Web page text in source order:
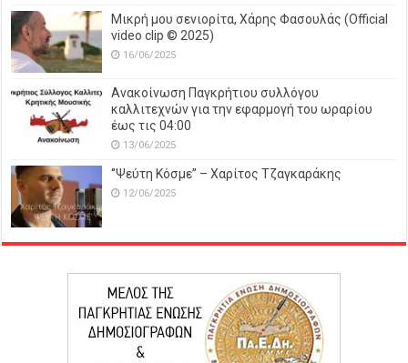
Μικρή μου σενιορίτα, Χάρης Φασουλάς (Official
video clip © 2025)
16/06/2025
Ανακοίνωση Παγκρήτιου συλλόγου
καλλιτεχνών για την εφαρμογή του ωραρίου
έως τις 04:00
13/06/2025
‘’Ψεύτη Κόσμε’’ – Χαρίτος Τζαγκαράκης
12/06/2025